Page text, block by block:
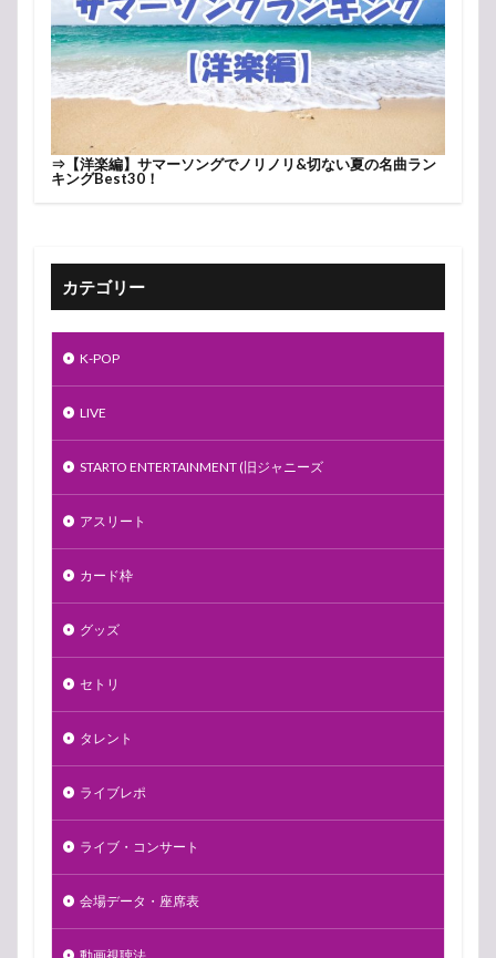
⇒ 【洋楽編】サマーソングでノリノリ&切ない夏の名曲ラン
キングBest30！
カテゴリー
K-POP
LIVE
STARTO ENTERTAINMENT (旧ジャニーズ
アスリート
カード枠
グッズ
セトリ
タレント
ライブレポ
ライブ・コンサート
会場データ・座席表